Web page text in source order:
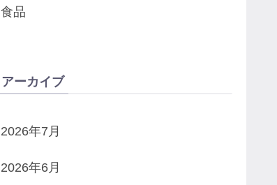
食品
アーカイブ
2026年7月
2026年6月